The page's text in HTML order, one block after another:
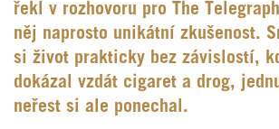
řekl v rozhovoru pro The
něj naprosto unikátní zkušenost.
si život prakticky bez závislostí,
dokázal vzdát cigaret a drog,
neřest si ale ponechal.